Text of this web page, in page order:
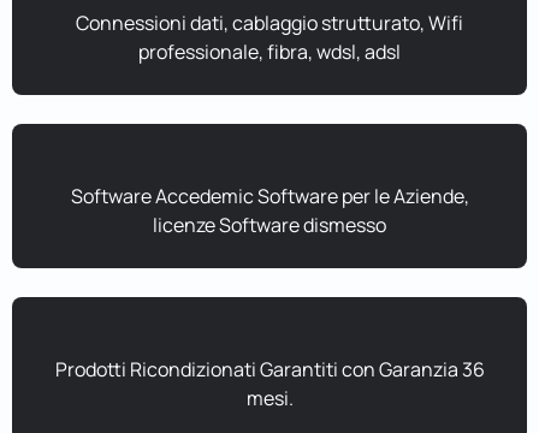
Connessioni dati, cablaggio strutturato, Wifi
professionale, fibra, wdsl, adsl
Software Accedemic Software per le Aziende,
licenze Software dismesso
Prodotti Ricondizionati Garantiti con Garanzia 36
mesi.